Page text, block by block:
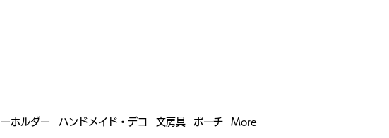
ホルダー ハンドメイド・デコ 文房具 ポーチ More